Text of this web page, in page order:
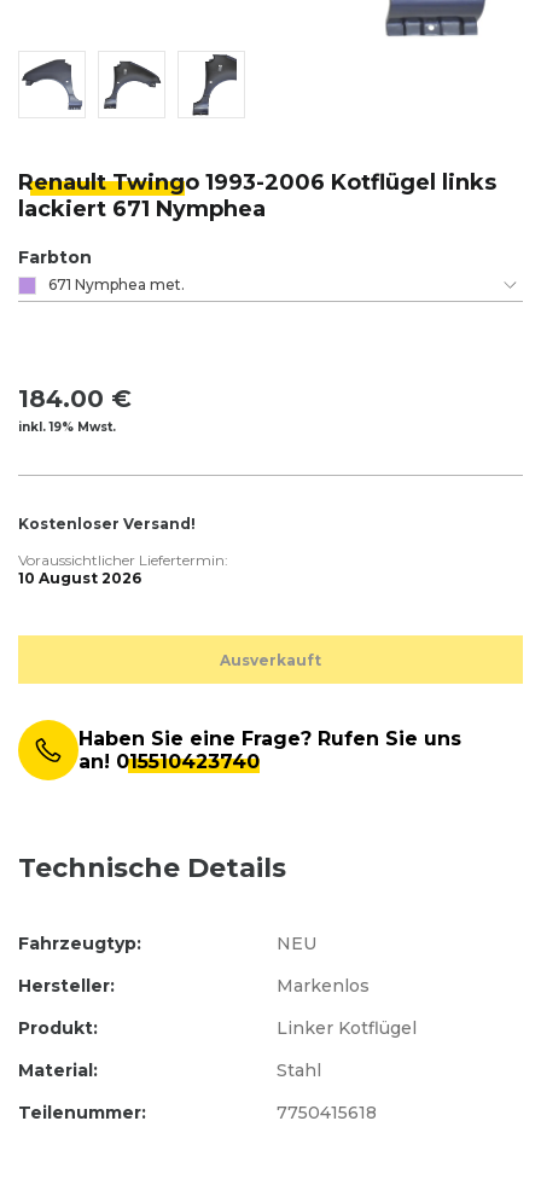
Renault Twingo 1993-2006 Kotflügel links
lackiert 671 Nymphea
Farbton
671 Nymphea met.
184.00 €
inkl. 19% Mwst.
Kostenloser Versand!
Voraussichtlicher Liefertermin:
10 August 2026
Ausverkauft
Haben Sie eine Frage? Rufen Sie uns
an! 015510423740
Technische Details
Hersteller:
Markenlos
Produkt:
Linker Kotflügel
Fahrzeugtyp: NEU
Material:
Stahl
Teilenummer:
7750415618